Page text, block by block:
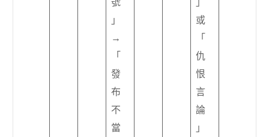
」
→
「
發
布
不
當
或
「
仇
恨
言
論
」